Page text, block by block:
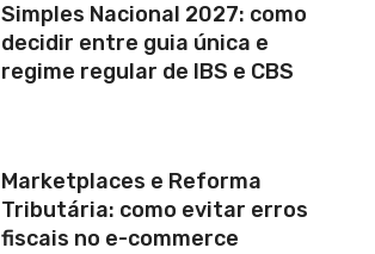
Simples Nacional 2027: como
decidir entre guia única e
regime regular de IBS e CBS
Marketplaces e Reforma
Tributária: como evitar erros
fiscais no e-commerce